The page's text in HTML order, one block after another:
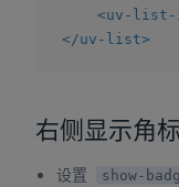
<uv-list-
</uv-list>
右侧显示角
设置 show-